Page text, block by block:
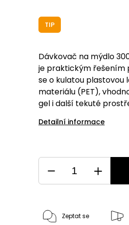
TIP
Dávkovač na mýdlo
je praktickým řešením
se o kulatou plastovou
materiálu (PET),
gel i další tekuté
Detailní informace
Zeptat se